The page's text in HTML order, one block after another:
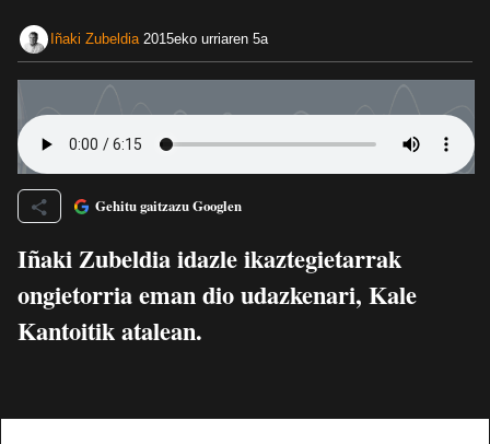
Iñaki Zubeldia 2015eko urriaren 5a
Gehitu gaitzazu Googlen
Iñaki Zubeldia idazle ikaztegietarrak
ongietorria eman dio udazkenari, Kale
Kantoitik atalean.